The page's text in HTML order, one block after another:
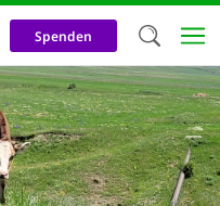
Spenden
Herzlich
Wir
auf